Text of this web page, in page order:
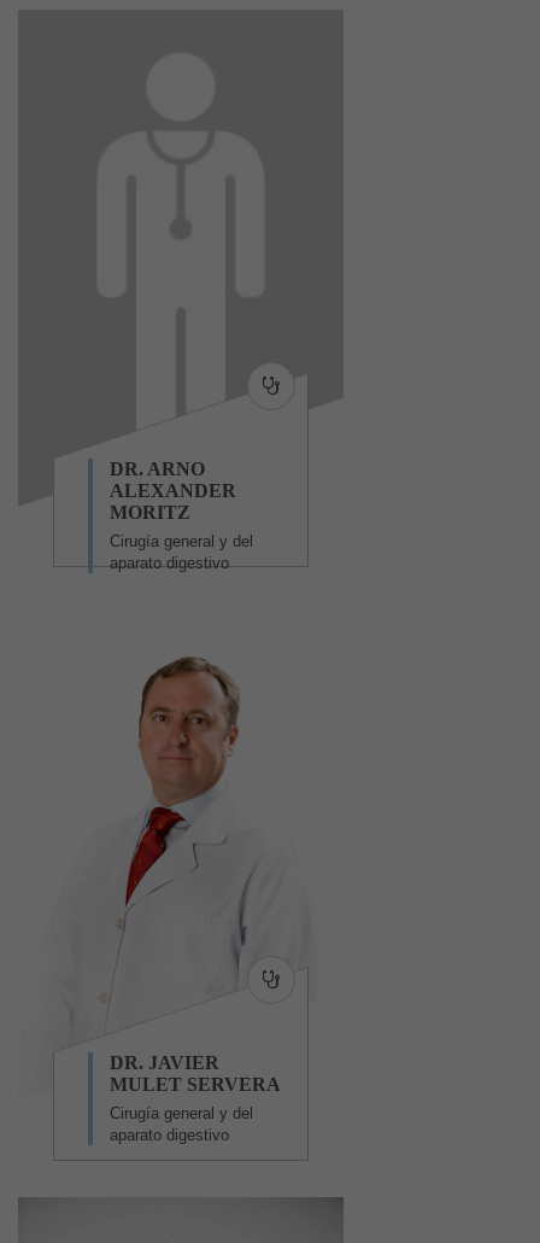
DR. ARNO
ALEXANDER
MORITZ
Cirugía general y del
aparato digestivo
DR. JAVIER
MULET SERVERA
Cirugía general y del
aparato digestivo